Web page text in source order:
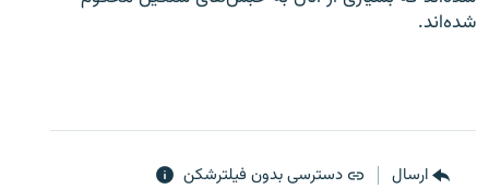
زبان‌های دیگر
شده‌اند.
ارسال دسترسی بدون فیلترشکن